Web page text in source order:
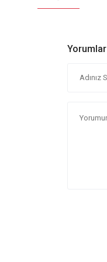
Yorumlar